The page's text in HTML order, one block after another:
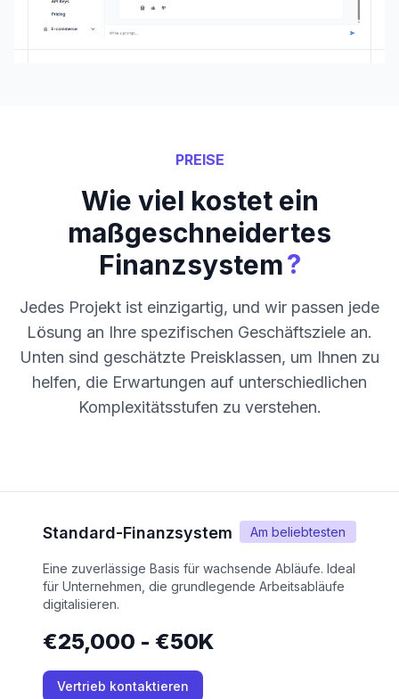
PREISE
Wie viel kostet ein
maßgeschneidertes
Finanzsystem?
Jedes Projekt ist einzigartig, und wir passen jede
Lösung an Ihre spezifischen Geschäftsziele an.
Unten sind geschätzte Preisklassen, um Ihnen zu
helfen, die Erwartungen auf unterschiedlichen
Komplexitätsstufen zu verstehen.
Am beliebtesten
Standard-Finanzsystem
Eine zuverlässige Basis für wachsende Abläufe. Ideal
für Unternehmen, die grundlegende Arbeitsabläufe
digitalisieren.
€25,000 - €50K
Vertrieb kontaktieren